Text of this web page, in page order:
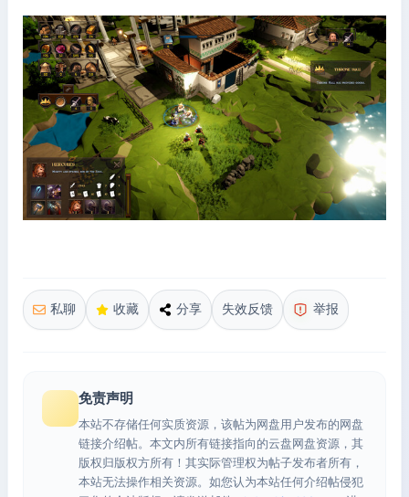
私聊 收藏 分享 失效反馈 举报
免责声明
本站不存储任何实质资源，该帖为网盘用户发布的网盘
链接介绍帖。本文内所有链接指向的云盘网盘资源，其
版权归版权方所有！其实际管理权为帖子发布者所有，
本站无法操作相关资源。如您认为本站任何介绍帖侵犯